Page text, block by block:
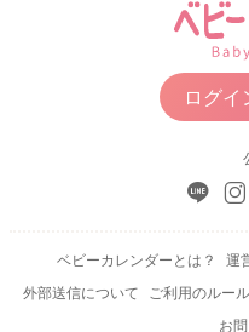
ログ
ベビーカレンダーとは？ 運
外部送信について
ご利用のルー
お